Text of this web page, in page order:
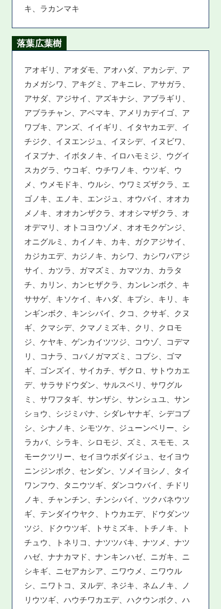
キ、ラカンマキ
落葉広葉樹
アオギリ、アオダモ、アオハダ、アカシデ、ア
カメガシワ、アキグミ、アキニレ、アサガラ、
アサダ、アジサイ、アズキナシ、アブラギリ、
アブラチャン、アベマキ、アメリカデイゴ、ア
ワブキ、アンズ、イイギリ、イタヤカエデ、イ
チジク、イヌエンジュ、イヌシデ、イヌビワ、
イヌブナ、イボタノキ、イロハモミジ、ウグイ
スカグラ、ウコギ、ウチワノキ、ウツギ、ウ
メ、ウメモドキ、ウルシ、ウワミズザクラ、エ
ゴノキ、エノキ、エンジュ、オウバイ、オオカ
メノキ、オオカンザクラ、オオシマザクラ、オ
オデマリ、オトコヨウゾメ、オオモクゲンジ、
オニグルミ、カイノキ、カキ、ガクアジサイ、
カジカエデ、カジノキ、カシワ、カシワバアジ
サイ、カツラ、ガマズミ、カマツカ、カラタ
チ、カリン、カンヒザクラ、カンレンボク、キ
ササゲ、キソケイ、キハダ、キブシ、キリ、キ
ンギンボク、キンシバイ、クコ、クサギ、クヌ
ギ、クマシデ、クマノミズキ、クリ、クロモ
ジ、ケヤキ、ゲンカイツツジ、コウゾ、コデマ
リ、コナラ、コバノガマズミ、コブシ、ゴマ
ギ、ゴンズイ、サイカチ、ザクロ、サトウカエ
デ、サラサドウダン、サルスベリ、サワグル
ミ、サワフタギ、サンザシ、サンシュユ、サン
ショウ、シジミバナ、シダレヤナギ、シデコブ
シ、シナノキ、シモツケ、ジューンベリー、シ
ラカバ、シラキ、シロモジ、ズミ、スモモ、ス
モークツリー、セイヨウボダイジュ、セイヨウ
ニンジンボク、センダン、ソメイヨシノ、タイ
ワンフウ、タニウツギ、ダンコウバイ、チドリ
ノキ、チャンチン、チンシバイ、ツクバネウツ
ギ、テンダイウヤク、トウカエデ、ドウダンツ
ツジ、ドクウツギ、トサミズキ、トチノキ、ト
チュウ、トネリコ、ナツツバキ、ナツメ、ナツ
ハゼ、ナナカマド、ナンキンハゼ、ニガキ、ニ
シキギ、ニセアカシア、ニワウメ、ニワウル
シ、ニワトコ、ヌルデ、ネジキ、ネムノキ、ノ
リウツギ、ハウチワカエデ、ハクウンボク、ハ